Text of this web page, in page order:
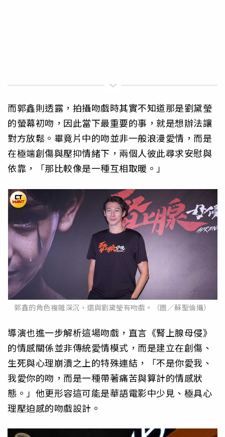
而郭鑫則透露，拍攝吻戲時其實不知道那是劉黛瑩
的螢幕初吻，因此當下最重要的事，就是想辦法讓
對方放鬆。畢竟片中的吻並非一般浪漫愛情，而是
在極端創傷與壓抑情緒下，兩個人彼此尋求安慰與
依靠，「那比較像是一種互相取暖。」
郭鑫的角色複雜深沉，還與劉黛瑩有吻戲。（圖／蘇聖倫攝）
導演也進一步解析這場吻戲，直言《腎上腺母侵》
的情感關係並非傳統愛情模式，而是建立在創傷、
生死與心理崩潰之上的特殊連結，「不是你愛我、
我愛你的吻，而是一種帶著痛苦與算計的情感狀
態。」他更形容這可能是華語電影中少見、極具心
理壓迫感的吻戲設計。